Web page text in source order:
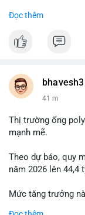
📰 Nguồn:
Đọc thêm
41 m
Thị trường ống
mạnh mẽ.
Theo dự báo, quy
năm 2026 lên 44,4
Mức tăng trưởng